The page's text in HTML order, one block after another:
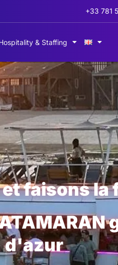
+33 781
& Staffing
Riviera
faisons la
d'azur